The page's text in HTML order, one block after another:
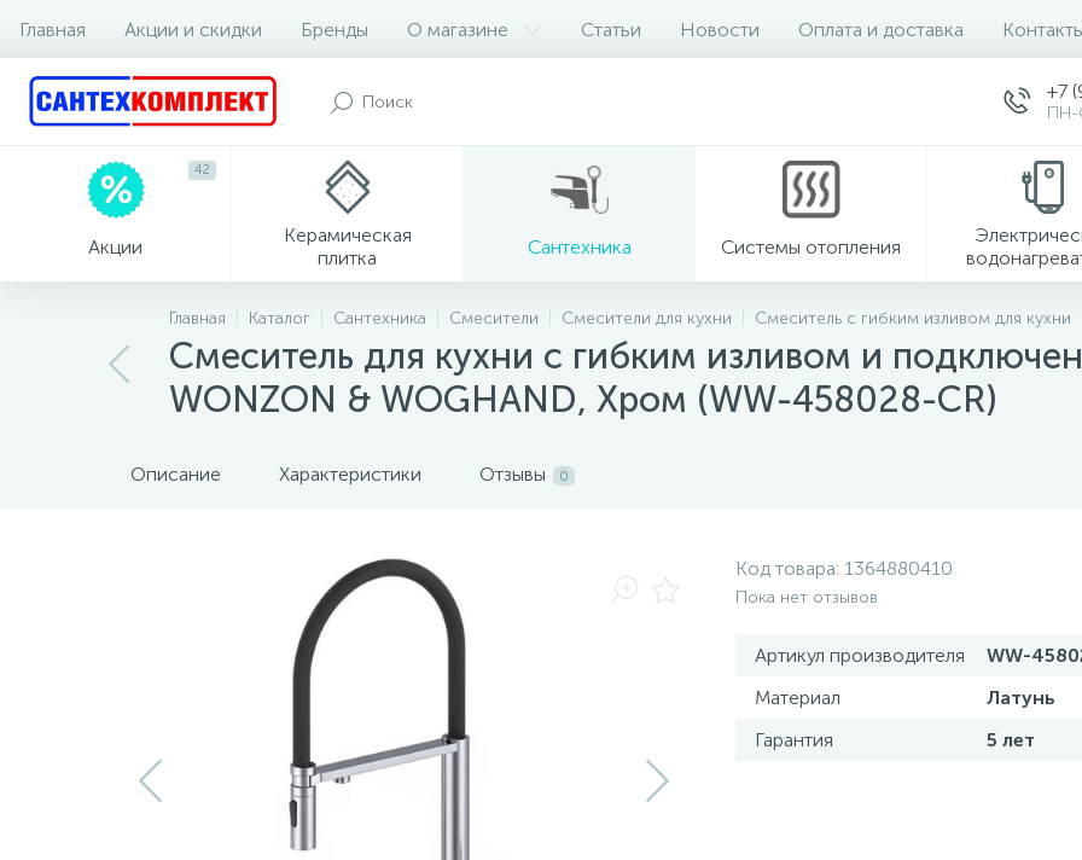
Главная Акции и скидки Бренды О магазине Статьи Новости Оплата и доставка
+7
ПН-
Акции
42
Керамическая
плитка
Сантехника Системы отопления
Главная Каталог Сантехника Смесители Смесители для кухни Смеситель с гибким изливом для кухни
Смеситель для кухни с гибким изливом и
WONZON & WOGHAND, Хром (WW-458028-CR)
Описание Характеристики Отзывы 0
Код товара: 1364880410
Пока нет отзывов
Артикул производителя
WW-
Материал
Латунь
Гарантия
5 лет